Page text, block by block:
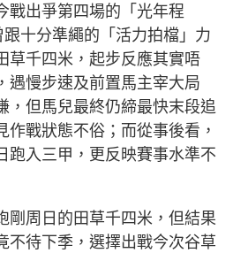
戰出爭第四場的「光年程
十分準繩的「活力拍檔」力
草千四米，起步反應其實唔
遇慢步速及前置馬主宰大局
，但馬兒最終仍締最快末段追
作戰狀態不俗；而從事後看，
跑入三甲，更反映賽事水準不
剛周日的田草千四米，但結果
不待下季，選擇出戰今次谷草